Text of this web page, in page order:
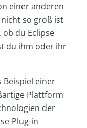
einer anderen
so groß ist
ob du Eclipse
du ihm oder ihr
Beispiel einer
Plattform
der
Plug-in